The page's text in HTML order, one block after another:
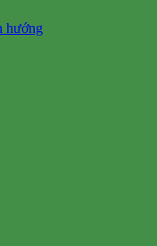
hướng